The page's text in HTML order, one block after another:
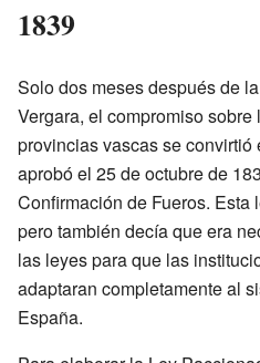
1839
Solo dos meses después de
Vergara, el compromiso
provincias vascas se convirtió
aprobó el 25 de octubre de
Confirmación de Fueros. Esta
pero también decía que era
las leyes para que las
adaptaran completamente al
España.